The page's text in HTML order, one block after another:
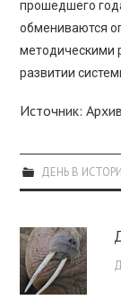
прошедшего
обмениваются
методическими
развитии
Источник:
ДЕНЬ В